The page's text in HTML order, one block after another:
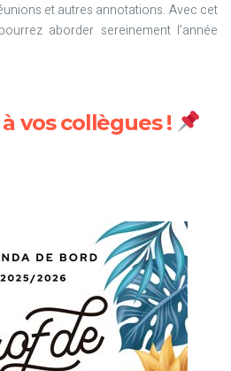
et autres annotations. Avec cet
aborder sereinement l'année
vos collègues !